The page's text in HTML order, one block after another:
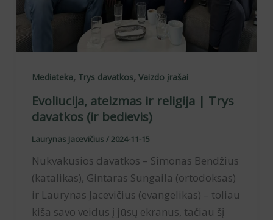
Mediateka, Trys davatkos, Vaizdo įrašai
Evoliucija, ateizmas ir religija | Trys
davatkos (ir bedievis)
Laurynas Jacevičius /2024-11-15
Nukvakusios davatkos – Simonas Bendžius
(katalikas), Gintaras Sungaila (ortodoksas)
ir Laurynas Jacevičius (evangelikas) – toliau
kiša savo veidus į jūsų ekranus, tačiau šį